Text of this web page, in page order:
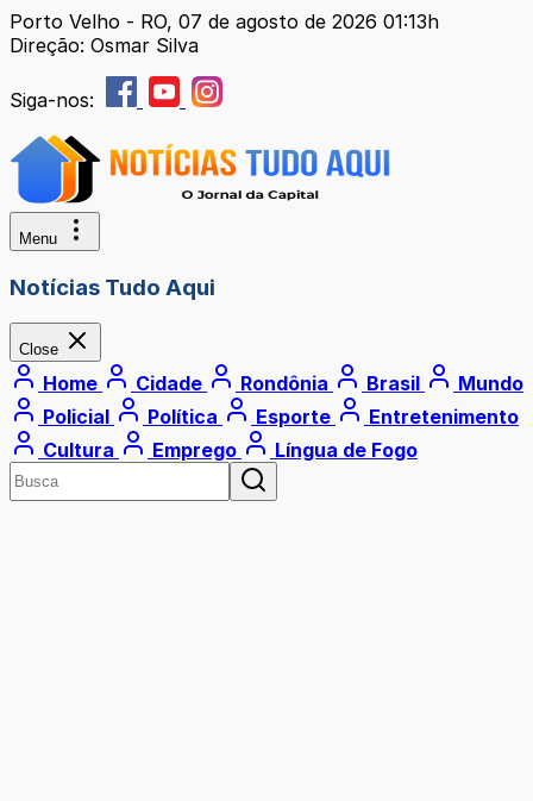
Porto Velho - RO, 07 de agosto de 2026 01:13h
Direção: Osmar Silva
Siga-nos:
Menu
Notícias Tudo Aqui
Close
Home Cidade Rondônia Brasil
Mundo
Policial
Política Esporte
Entretenimento
Cultura
Emprego Língua de Fogo